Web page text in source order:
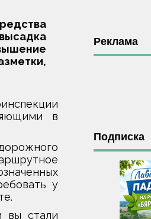
в
у
вы стали
Реклама
Подписка